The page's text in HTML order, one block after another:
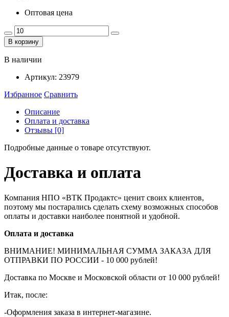
Оптовая цена
В корзину
В наличии
Артикул: 23979
Избранное Сравнить
Описание
Оплата и доставка
Отзывы [0]
Подробные данные о товаре отсутствуют.
Доставка и оплата
Компания НПО «ВТК Продактс» ценит своих клиентов,
поэтому мы постарались сделать схему возможных способов
оплаты и доставки наиболее понятной и удобной.
Оплата и доставка
ВНИМАНИЕ! МИНИМАЛЬНАЯ СУММА ЗАКАЗА ДЛЯ
ОТПРАВКИ ПО РОССИИ - 10 000 рублей!
Доставка по Москве и Московской области от 10 000 рублей!
Итак, после:
-Оформления заказа в интернет-магазине.